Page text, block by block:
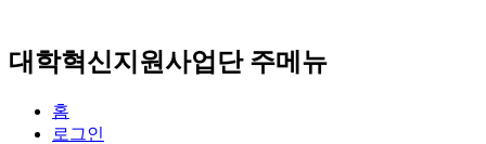
대학혁신지원사업단 주메뉴
홈
로그인